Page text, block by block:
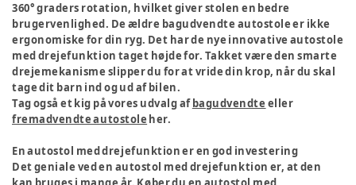
360° graders rotation, hvilket giver stolen en bedre
brugervenlighed. De ældre bagudvendte autostole er ikke
ergonomiske for din ryg. Det har de nye innovative autostole
med drejefunktion taget højde for. Takket være den smarte
drejemekanisme slipper du for at vride din krop, når du skal
tage dit barn ind og ud af bilen.
Tag også et kig på vores udvalg afbagudvendte eller
fremadvendte autostole her.
En autostol med drejefunktion er en god investering
Det geniale ved en autostol med drejefunktion er, at den